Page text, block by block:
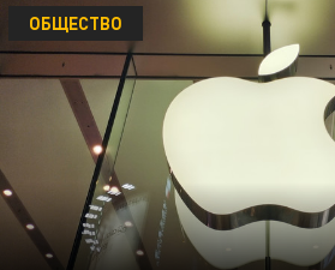
ОБЩЕСТВО